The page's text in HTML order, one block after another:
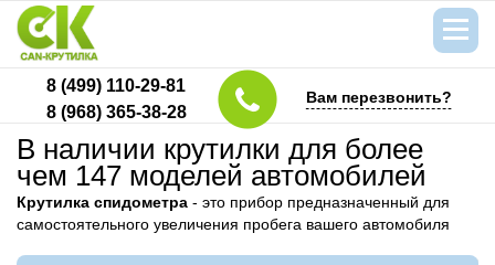
8 (499) 110-29-81
8 (968) 365-38-28
Вам перезвонить?
В наличии крутилки для более
чем 147 моделей автомобилей
Крутилка спидометра - это прибор предназначенный для
самостоятельного увеличения пробега вашего автомобиля